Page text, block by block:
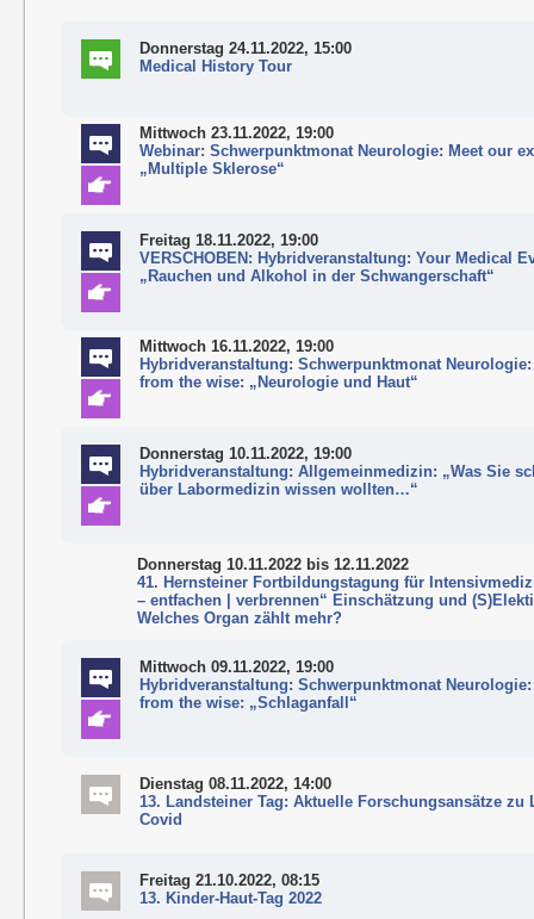
Donnerstag 24.11.2022, 15:00
Medical History Tour
Mittwoch 23.11.2022, 19:00
Webinar: Schwerpunktmonat Neurologie: Meet our
„Multiple Sklerose“
Freitag 18.11.2022, 19:00
VERSCHOBEN: Hybridveranstaltung: Your Medical
„Rauchen und Alkohol in der Schwangerschaft“
Mittwoch 16.11.2022, 19:00
Hybridveranstaltung: Schwerpunktmonat
from the wise: „Neurologie und Haut“
Donnerstag 10.11.2022, 19:00
Hybridveranstaltung: Allgemeinmedizin: „Was Sie
über Labormedizin wissen wollten…“
Donnerstag 10.11.2022 bis 12.11.2022
41. Hernsteiner Fortbildungstagung für
– entfachen | verbrennen“ Einschätzung und
Welches Organ zählt mehr?
Mittwoch 09.11.2022, 19:00
Hybridveranstaltung: Schwerpunktmonat
from the wise: „Schlaganfall“
Dienstag 08.11.2022, 14:00
13. Landsteiner Tag: Aktuelle Forschungsansätze zu
Covid
Freitag 21.10.2022, 08:15
13. Kinder-Haut-Tag 2022